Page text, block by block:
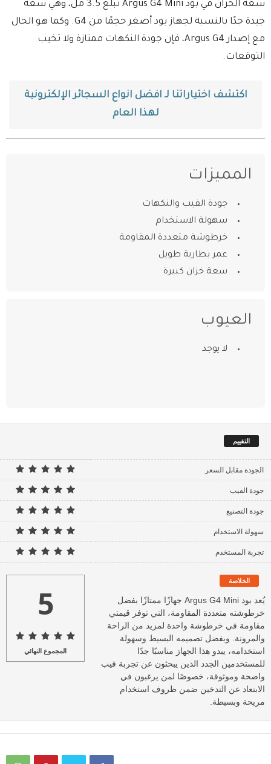
سعة الخزان في بود Argus G4 Mini تبلغ 3.5 مل، وهي سعة
جيدة جدًا بالنسبة لجهاز بود أصغر حجمًا من G4. وكما هو الحال
مع إصدار Argus G4، فإن جودة النكهات ممتازة ولا تخيب
التوقعات.
اكتشف اختياراتنا لـ افضل انواع السجائر الإلكترونية
لهذا العام
المميزات
جودة الفيب والنكهات
سهولة الاستخدام
خرطوشة متعددة المقاومة
عمر بطارية طويل
سعة خزان كبيرة
العيوب
لا يوجد
التقييم
الجودة مقابل السعر
جودة الفيب
جودة التصنيع
سهولة الاستخدام
تجربة المستخدم
الخلاصة
يُعد بود Argus G4 Mini جهازًا ممتازًا بفضل
خرطوشته متعددة المقاومة، التي توفر قيمتي
مقاومة في خرطوشة واحدة لمزيد من الراحة
والمرونة. وبفضل تصميمه البسيط وسهولة
استخدامه، يبدو هذا الجهاز مناسبًا جدًا
للمستخدمين الجدد الذين يبحثون عن تجربة فيب
واضحة وموثوقة، خصوصًا لمن يرغبون في
الابتعاد عن التدخين ضمن ظروف استخدام
مريحة وبسيطة.
5
المجموع النهائي